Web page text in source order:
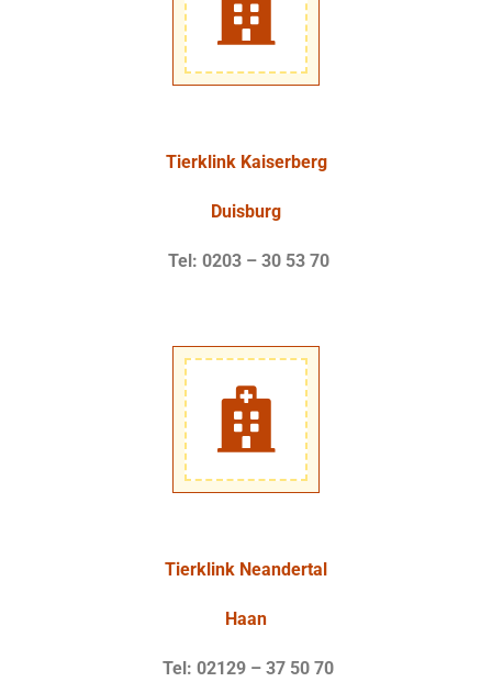
Tierklink Kaiserberg
Duisburg
Tel: 0203 – 30 53 70
Tierklink Neandertal
Haan
Tel: 02129 – 37 50 70